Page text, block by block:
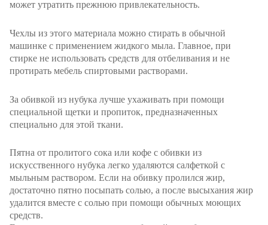
может утратить прежнюю привлекательность.
Чехлы из этого материала можно стирать в обычной
машинке с применением жидкого мыла. Главное, при
стирке не использовать средств для отбеливания и не
протирать мебель спиртовыми растворами.
За обивкой из нубука лучше ухаживать при помощи
специальной щетки и пропиток, предназначенных
специально для этой ткани.
Пятна от пролитого сока или кофе с обивки из
искусственного нубука легко удаляются салфеткой с
мыльным раствором. Если на обивку пролился жир,
достаточно пятно посыпать солью, а после высыхания жир
удалится вместе с солью при помощи обычных моющих
средств.